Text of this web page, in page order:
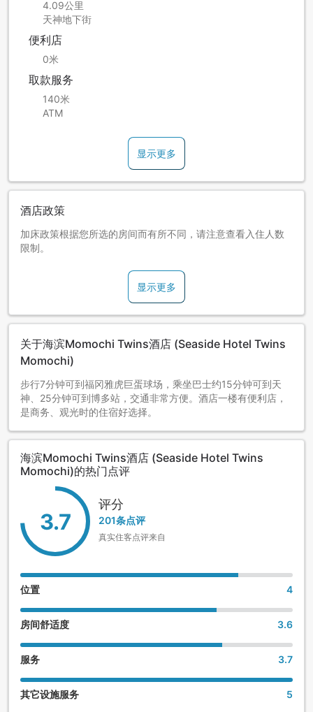
4.09公里
天神地下街
便利店
0米
取款服务
140米
ATM
显示更多
酒店政策
加床政策根据您所选的房间而有所不同，请注意查看入住人数
限制。
显示更多
关于海滨Momochi Twins酒店 (Seaside Hotel Twins
Momochi)
步行7分钟可到福冈雅虎巨蛋球场，乘坐巴士约15分钟可到天
神、25分钟可到博多站，交通非常方便。酒店一楼有便利店，
是商务、观光时的住宿好选择。
海滨Momochi Twins酒店 (Seaside Hotel Twins
Momochi)的热门点评
3.7
评分
201条点评
真实住客点评来自
位置 4
房间舒适度 3.6
服务 3.7
其它设施服务 5